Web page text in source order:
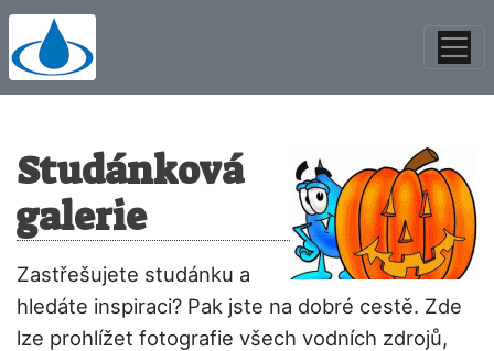
Studánková
galerie
Zastřešujete studánku a
hledáte inspiraci? Pak jste na dobré cestě. Zde
lze prohlížet fotografie všech vodních zdrojů,